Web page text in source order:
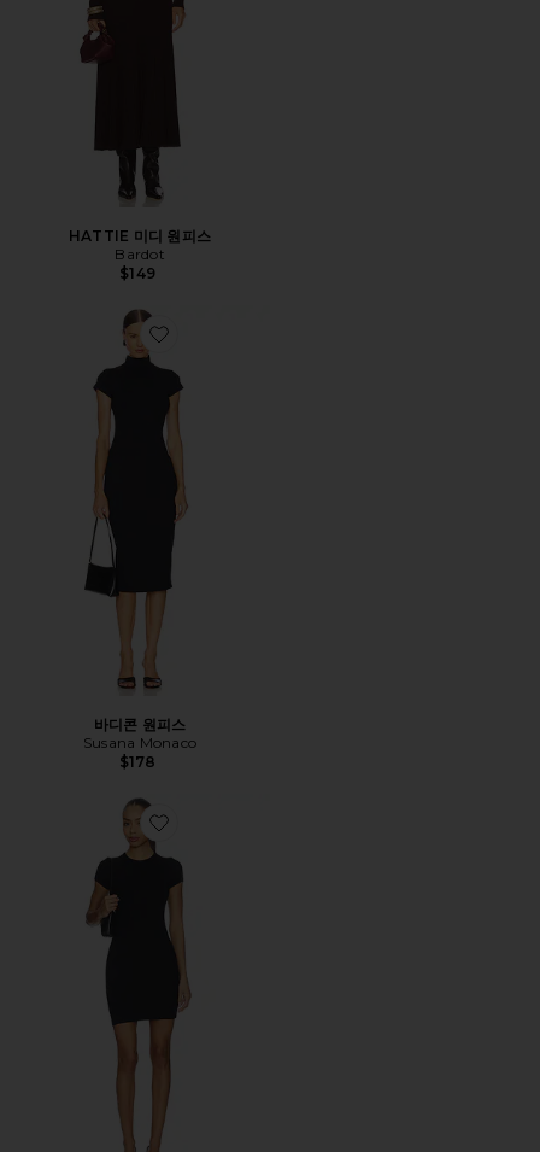
HATTIE 미디 원피스
Bardot
$149
Favorite 바디콘 원피스
바디콘 원피스
Susana Monaco
$178
Favorite CAP SLEEVE 미니 원피스